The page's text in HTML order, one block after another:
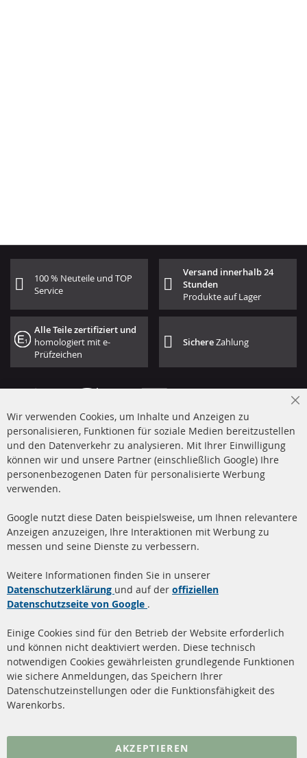
100 % Neuteile und TOP
Service
Versand innerhalb 24
Stunden
Produkte auf Lager
Alle Teile zertifiziert und
homologiert mit e-
Prüfzeichen
SichereZahlung
+49 (0) 4533 799 00 0
Mo-Do: 09-17 Uhr, Fr 09-16 Uhr
info@contra-automotive.de
facebook
instagram
Quick Links
Dieselpartikelfilter (DPF)
Dieselpartikelfilter
Katalysator (KAT)
Sensoren
FAQ
Kundenservice
Über uns
Versandkosten
Kontakt
Vertrag widerrufen
Wir verwenden Cookies, um Inhalte und Anzeigen zu
personalisieren, Funktionen für soziale Medien bereitzustellen
und den Datenverkehr zu analysieren. Mit Ihrer Einwilligung
können wir und unsere Partner (einschließlich Google) Ihre
personenbezogenen Daten für personalisierte Werbung
verwenden.
Google nutzt diese Daten beispielsweise, um Ihnen relevantere
Anzeigen anzuzeigen, Ihre Interaktionen mit Werbung zu
messen und seine Dienste zu verbessern.
Weitere Informationen finden Sie in unserer
Datenschutzerklärung und auf der offiziellen
Datenschutzseite von Google .
Einige Cookies sind für den Betrieb der Website erforderlich
und können nicht deaktiviert werden. Diese technisch
notwendigen Cookies gewährleisten grundlegende Funktionen
wie sichere Anmeldungen, das Speichern Ihrer
Datenschutzeinstellungen oder die Funktionsfähigkeit des
Warenkorbs.
AKZEPTIEREN